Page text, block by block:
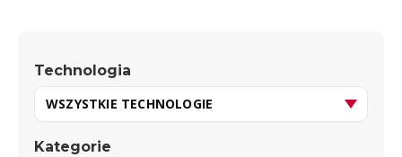
Technologia
Kategorie